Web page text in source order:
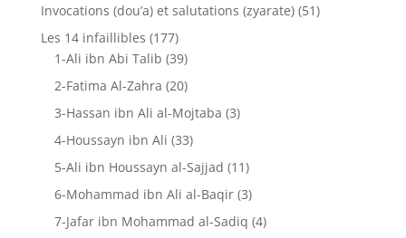
Invocations (dou’a) et salutations (zyarate) (51)
Les 14 infaillibles (177)
1-Ali ibn Abi Talib (39)
2-Fatima Al-Zahra (20)
3-Hassan ibn Ali al-Mojtaba (3)
4-Houssayn ibn Ali (33)
5-Ali ibn Houssayn al-Sajjad (11)
6-Mohammad ibn Ali al-Baqir (3)
7-Jafar ibn Mohammad al-Sadiq (4)